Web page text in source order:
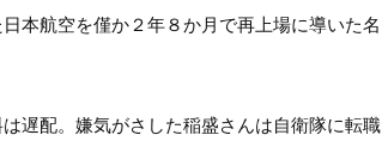
本航空を僅か２年８か月で再上場に導いた名
遅配。嫌気がさした稲盛さんは自衛隊に転職